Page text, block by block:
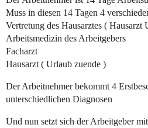
Muss in diesen 14 Tagen 4
Vertretung des Hausarztes ( Hausarzt
Arbeitsmedizin des Arbeitgebers
Facharzt
Hausarzt ( Urlaub zuende )
Der Arbeitnehmer bekommt 4
unterschiedlichen Diagnosen
Und nun setzt sich der Arbeitgeber